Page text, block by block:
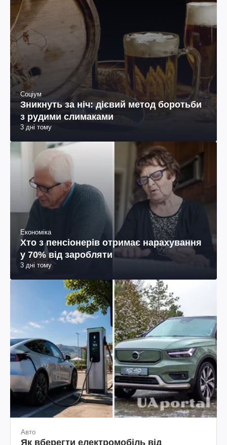
Соціум
Зникнуть за ніч: дієвий метод боротьби
з рудими слимаками
3 дні тому
Економіка
Хто з пенсіонерів отримає нарахування
у 70% від заробляти
3 дні тому
Авто
Як вберегти електромобіль від